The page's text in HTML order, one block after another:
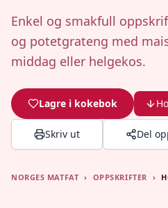
Enkel og smakfull
og potetgrateng med
middag eller helgekos.
Lagre i kokebok
Skriv ut Del
NORGES MATFAT › OPPSKRIFTER ›